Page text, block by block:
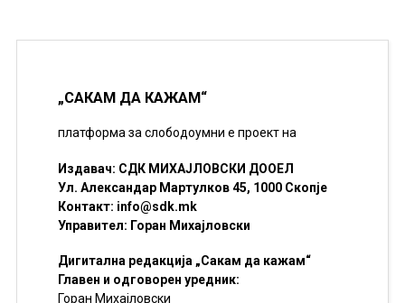
„САКАМ ДА КАЖАМ“
платформа за слободоумни е проект на
Издавач: СДК МИХАЈЛОВСКИ ДООЕЛ
Ул. Александар Мартулков 45, 1000 Скопје
Контакт: info@sdk.mk
Управител: Горан Михајловски
Дигитална редакција „Сакам да кажам“
Главен и одговорен уредник:
Горан Михајловски